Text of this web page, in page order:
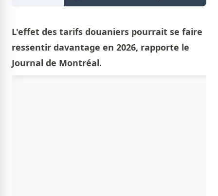
L'effet des tarifs douaniers pourrait se faire
ressentir davantage en 2026, rapporte le
Journal de Montréal.